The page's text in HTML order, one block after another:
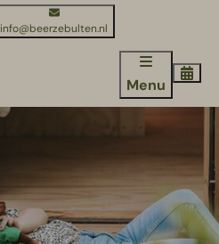
info@beerzebulten.nl
Menu